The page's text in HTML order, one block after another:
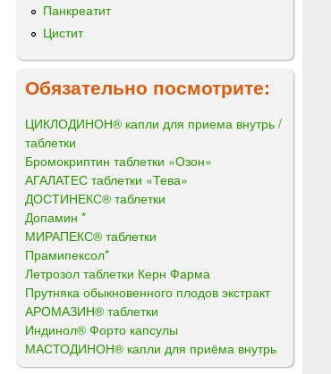
Панкреатит
Цистит
Обязательно посмотрите:
ЦИКЛОДИНОН® капли для приема внутрь /
таблетки
Бромокриптин таблетки «Озон»
АГАЛАТЕС таблетки «Тева»
ДОСТИНЕКС® таблетки
Допамин *
МИРАПЕКС® таблетки
Прамипексол*
Летрозол таблетки Керн Фарма
Прутняка обыкновенного плодов экстракт
АРОМАЗИН® таблетки
Индинол® Форто капсулы
МАСТОДИНОН® капли для приёма внутрь